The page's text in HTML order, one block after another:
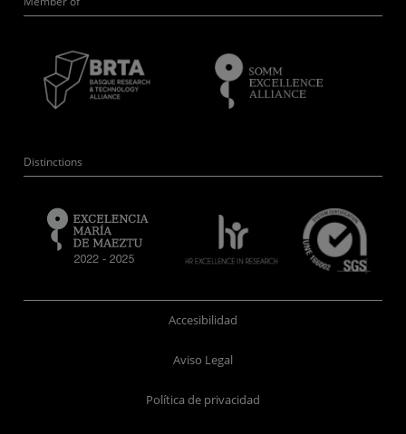
Distinctions
Accesibilidad
Aviso Legal
Política de privacidad